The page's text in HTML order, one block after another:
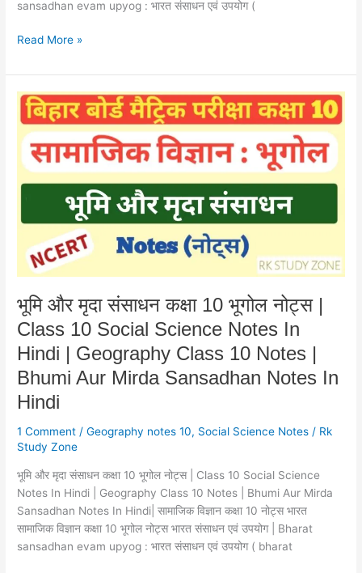
sansadhan evam upyog : भारत संसाधन एवं उपयोग (
Hindi
Read More »
भूमि और मृदा संसाधन कक्षा 10 भूगोल नोट्स |
Class 10 Social Science Notes In
Hindi | Geography Class 10 Notes |
Bhumi Aur Mirda Sansadhan Notes In
Hindi
1 Comment /Geography notes 10, Social Science Notes / Rk
Study Zone
भूमि और मृदा संसाधन कक्षा 10 भूगोल नोट्स | Class 10 Social Science
Notes In Hindi | Geography Class 10 Notes | Bhumi Aur Mirda
Sansadhan Notes In Hindi| सामाजिक विज्ञान कक्षा 10 नोट्स भारत
सामाजिक विज्ञान कक्षा 10 भूगोल नोट्स भारत संसाधन एवं उपयोग | Bharat
sansadhan evam upyog : भारत संसाधन एवं उपयोग ( bharat
भूमि
और
मृदा
संसाधन
कक्षा
10
नोट्स
Class
10
Social
Science
Notes
In
|
Geography
10
Notes
|
Bhumi
Aur
Mirda
Sansadhan